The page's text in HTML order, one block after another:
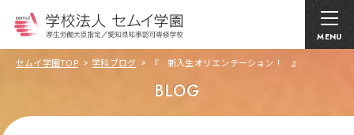
MENU
セムイ学園TOP 学科ブログ 『 新入生オリエンテーション！ 』
BLOG